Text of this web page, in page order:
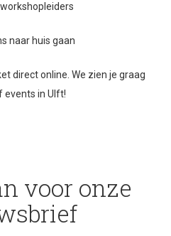
naar huis gaan
direct online. We zien je graag
events in Ulft!
voor onze